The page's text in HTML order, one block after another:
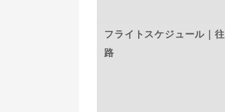
フライトスケジュール｜往
路